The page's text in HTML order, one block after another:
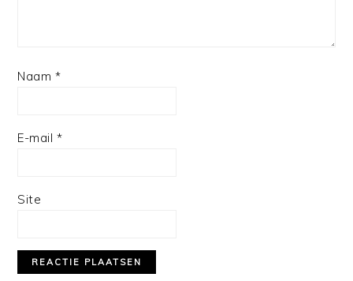
Naam *
E-mail *
Site